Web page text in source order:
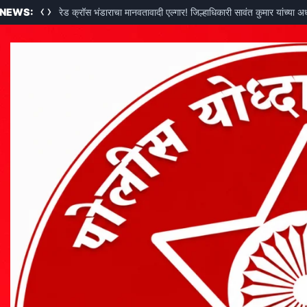
रेड क्रॉस भंडाराचा मानवतावादी एल्गार! जिल्हाधिकारी सावंत कुमार यांच्या
‹›